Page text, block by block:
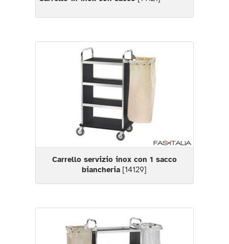
Carrello servizio inox con 1 sacco
biancheria [14129]